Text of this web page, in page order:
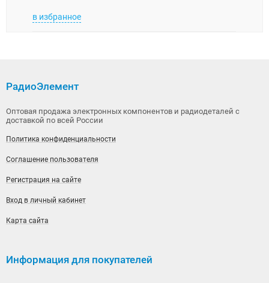
в избранное
РадиоЭлемент
Оптовая продажа электронных компонентов и радиодеталей с
доставкой по всей России
Политика конфиденциальности
Соглашение пользователя
Регистрация на сайте
Вход в личный кабинет
Карта сайта
Информация для покупателей